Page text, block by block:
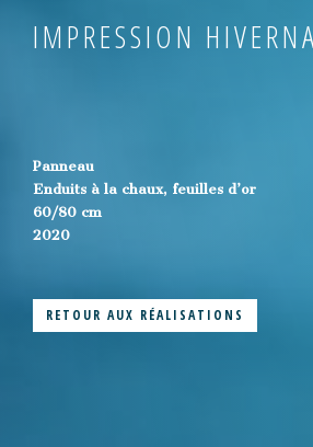
IMPRESSION
Panneau
Enduits à la chaux, feuilles d’or
60/80 cm
2020
RETOUR AUX RÉALISATIONS